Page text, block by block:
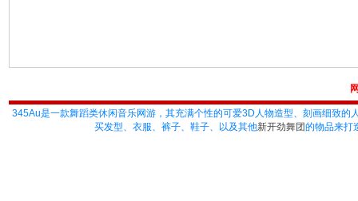
345Au是一款舞蹈类休闲音乐网游，其充满个性的可爱3D人物造型、刻画细致
买发型、衣服、裤子、鞋子、以及其他新开劲舞团的物品来打